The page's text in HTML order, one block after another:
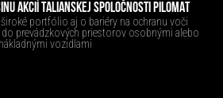
AKCIÍ TALIANSKEJ SPOLOČNOSTI PILOMAT
portfólio aj o bariéry na ochranu voči
prevádzkových priestorov osobnými alebo
nákladnými vozidlami